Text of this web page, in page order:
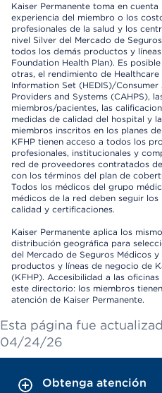
Kaiser Permanente toma en
experiencia del miembro o los
profesionales de la salud y los
nivel Silver del Mercado de
todos los demás productos y
Foundation Health Plan). Es
otras, el rendimiento de Healthcare
Information Set (HEDIS)/
Providers and Systems (CAHPS),
miembros/pacientes, las
medidas de calidad del hospital y
miembros inscritos en los planes
KFHP tienen acceso a todos los
profesionales, institucionales y
red de proveedores contratados
con los términos del plan de
Todos los médicos del grupo
médicos de la red deben seguir
calidad y certificaciones.
Kaiser Permanente aplica los
distribución geográfica para
del Mercado de Seguros Médicos
productos y líneas de negocio de
(KFHP). Accesibilidad a las
este directorio: los miembros
atención de Kaiser Permanente.
Esta página fue
04/24/26
Obtenga atención